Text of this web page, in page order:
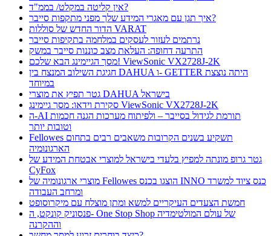
אין קליטה במקלט/ בממ"ד?
איך תגן עם מאגרי המידע שלך מפני מתקפות סייבר?
הדור החדש של סוללות VARAT
נרתמים לעזור לעסקים במלחמה בתקיפות סייבר
התרעה דחופה: העלאת מצב כוננות סייבר במשק
מסך הגיימינג הבא שלכם! ViewSonic VX2728J-2K
חגיגת השילוב המנצח בין DAHUA ו- GETTER היתה נוצצת
במיוחד
גטר תפיץ את מוצרי DAHUA בישראל
סקירת וידאו: מסך גיימינג ViewSonic VX2728J-2K
ה-AI תורמת לגידול בסייבר – ולפיתוח מערכות הגנה חכמות
וטובות יותר
Fellowes תשקיע בשנים הקרובות משאבים רבים בתחום
הארגונומיה
גטר גרופ מונתה למפיץ בלעדי בישראל למוצרי אבטחת המידע של
CyFox
מוצרי ארגונומיה של Fellowes הוצגו בכנס INNO כנס ציוד למשרד
ומרחב העבודה
חמשת הצעדים העיקריים למשא ומתן מוצלח עם מיקרוסופט
פנסוניק קונקט, ה- One Stop Shop של עולם המולטימדיה
וההקרנה